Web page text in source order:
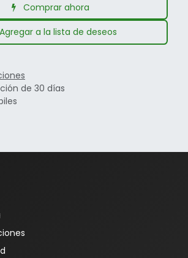
Comprar ahora
Agregar a la lista de deseos
de 30 días